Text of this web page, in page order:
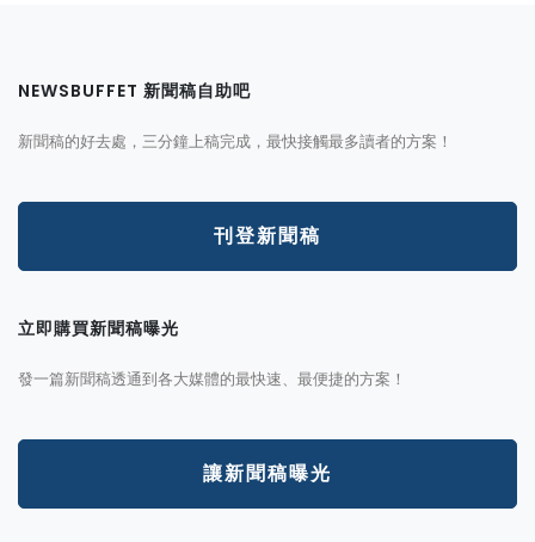
NEWSBUFFET 新聞稿自助吧
新聞稿的好去處，三分鐘上稿完成，最快接觸最多讀者的方案！
刊登新聞稿
立即購買新聞稿曝光
發一篇新聞稿透通到各大媒體的最快速、最便捷的方案！
讓新聞稿曝光